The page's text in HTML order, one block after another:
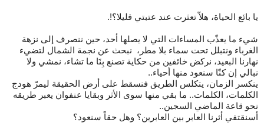
يا بائع الحياة، هلاّ تعثرت عند عتبتي قليلا؟!.
شيء ما يعذّب المساءات التي لا يصلها أحد، حين ننصرف إلى نزهة
الغرباء ونتبلل تحت سماء بلا مطر، نبحث عن نجمة الشمال لتضيء
نهارنا البعيد، نركض خائفين من حكاية تصنع بِنَا ما تشاء، نمشي ولا
نبالي إن كنّا سنعود منها أحياء..
ينكسر الزمان، يتكلس الطريق فنسقط على أرض الحقيقة ليمرّ هودج
الكلمات، الكلمات.. ما بقي منها سوى الأثر وبقايا عنفوان يعبر طريقه
نحو قاعة الماضي السجين..
أسنقتفي أثرنا العابر بين العابرين؟ وهل حقاً سنعود؟